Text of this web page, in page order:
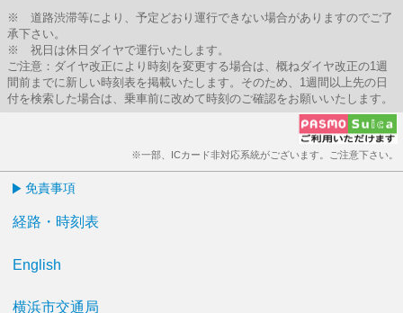
※ 道路渋滞等により、予定どおり運行できない場合がありますのでご了
承下さい。
※ 祝日は休日ダイヤで運行いたします。
ご注意：ダイヤ改正により時刻を変更する場合は、概ねダイヤ改正の1週
間前までに新しい時刻表を掲載いたします。そのため、1週間以上先の日
付を検索した場合は、乗車前に改めて時刻のご確認をお願いいたします。
※一部、ICカード非対応系統がございます。ご注意下さい。
免責事項
経路・時刻表
English
横浜市交通局